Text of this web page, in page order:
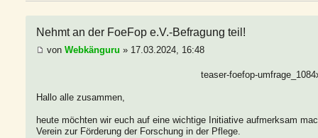
Nehmt an der FoeFop e.V.-Befragung teil!
von Webkänguru » 17.03.2024, 16:48
teaser-foefop-
Hallo alle zusammen,
heute möchten wir euch auf eine wichtige Initiative aufmerksam
Verein zur Förderung der Forschung in der Pflege.